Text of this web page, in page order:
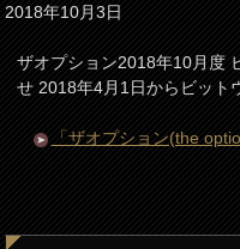
2018年10月3日
ザオプション2018年10月度
せ 2018年4月1日からビット
「ザオプション(the